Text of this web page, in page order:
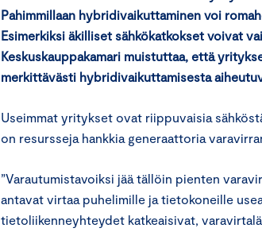
Pahimmillaan hybridivaikuttaminen voi
Esimerkiksi äkilliset sähkökatkokset voivat
Keskuskauppakamari muistuttaa, että
merkittävästi hybridivaikuttamisesta
Useimmat yritykset ovat riippuvaisia
on resursseja hankkia generaattoria
”Varautumistavoiksi jää tällöin pienten
antavat virtaa puhelimille ja tietokoneille
tietoliikenneyhteydet katkeaisivat,